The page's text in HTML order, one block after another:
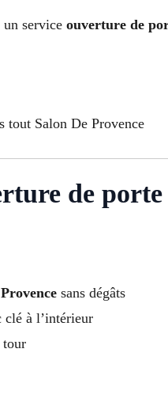
un service ouverture de
tout Salon De Provence
de porte
sans dégâts
clé à l’intérieur
tour